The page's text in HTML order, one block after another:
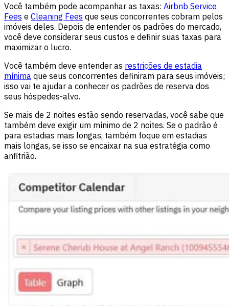
Você também pode acompanhar as taxas: Airbnb Service
Fees e Cleaning Fees que seus concorrentes cobram pelos
imóveis deles. Depois de entender os padrões do mercado,
você deve considerar seus custos e definir suas taxas para
maximizar o lucro.
Você também deve entender as restrições de estadia
mínima que seus concorrentes definiram para seus imóveis;
isso vai te ajudar a conhecer os padrões de reserva dos
seus hóspedes-alvo.
Se mais de 2 noites estão sendo reservadas, você sabe que
também deve exigir um mínimo de 2 noites. Se o padrão é
para estadias mais longas, também foque em estadias
mais longas, se isso se encaixar na sua estratégia como
anfitrião.